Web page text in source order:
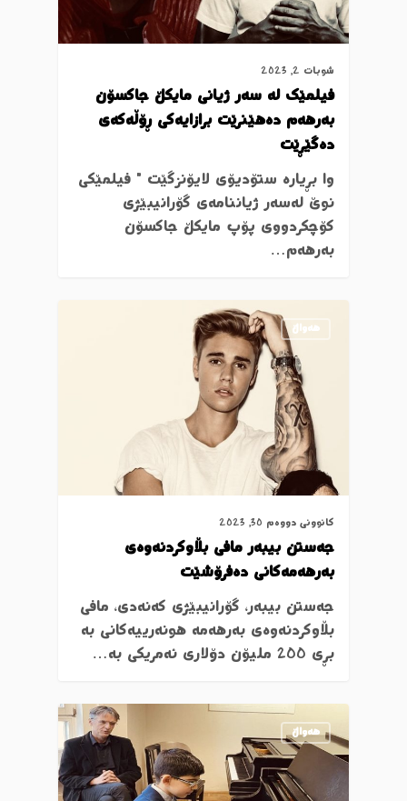
شوبات 2, 2023
فیلمێک لە سەر ژیانی مایکڵ جاکسۆن
بەرهەم دەهێنرێت برازایەکی ڕۆڵەکەی
دەگێڕێت
وا بڕیارە ستۆدیۆی لایۆنزگێت " فیلمێکی
نوێ لەسەر ژیاننامەی گۆرانیبێژی
کۆچکردووی پۆپ مایکڵ جاکسۆن
بەرهەم…
ھەواڵ
کانوونی دووەم 30, 2023
جەستن بیبەر مافی بڵاوکردنەوەی
بەرهەمەکانی دەفرۆشێت
جەستن بیبەر، گۆرانیبێژی کەنەدی، مافی
بڵاوکردنەوەی بەرهەمە هونەرییەکانی بە
بڕی 200 ملیۆن دۆلاری ئەمریکی بە…
ھەواڵ